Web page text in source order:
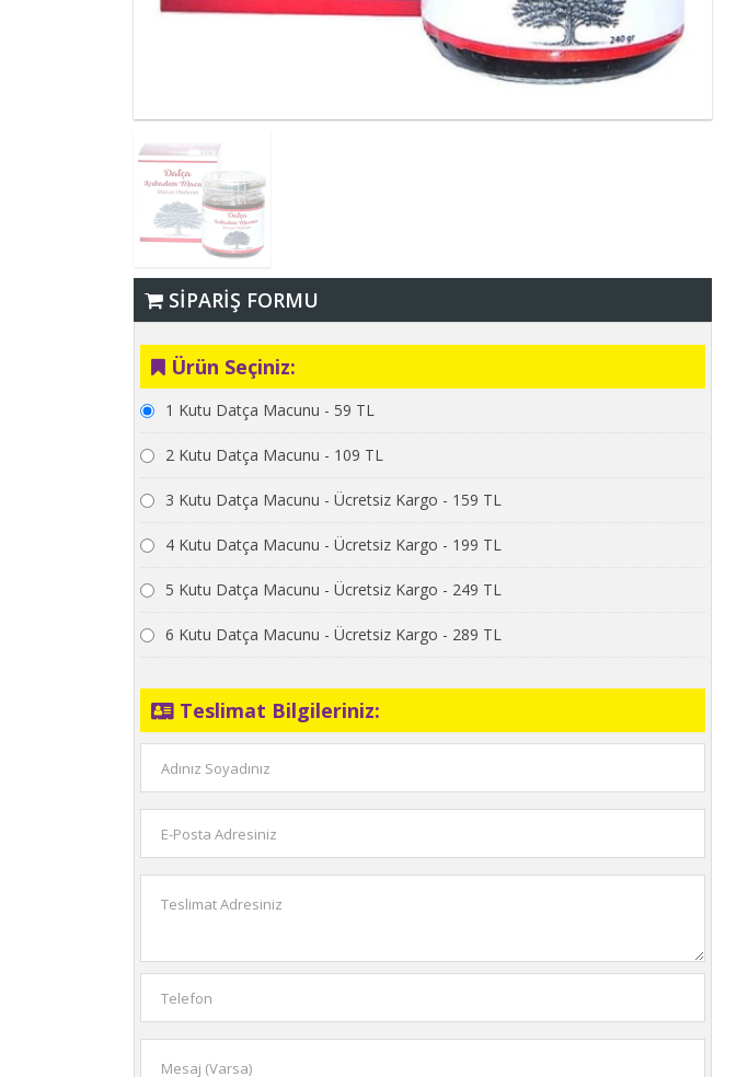
SİPARİŞ FORMU
Ürün Seçiniz:
1 Kutu Datça Macunu - 59 TL
2 Kutu Datça Macunu - 109 TL
3 Kutu Datça Macunu - Ücretsiz Kargo - 159 TL
4 Kutu Datça Macunu - Ücretsiz Kargo - 199 TL
5 Kutu Datça Macunu - Ücretsiz Kargo - 249 TL
6 Kutu Datça Macunu - Ücretsiz Kargo - 289 TL
Teslimat Bilgileriniz: